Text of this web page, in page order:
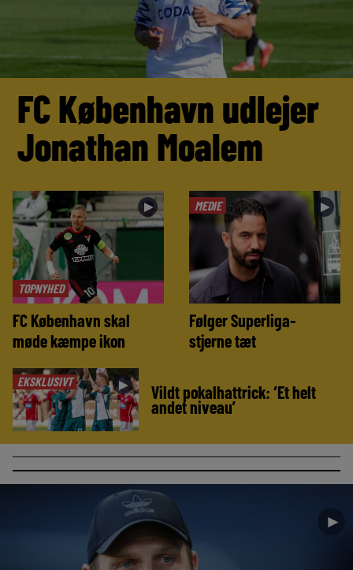
FC København udlejer
Jonathan Moalem
TOPNYHED
►
FC København skal
møde kæmpe ikon
MEDIE ►
Følger Superliga-
stjerne tæt
EKSKLUSIVT ► Vildt pokalhattrick: ‘Et helt
andet niveau’
►